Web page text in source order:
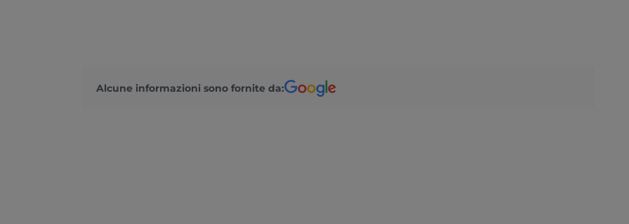
Alcune informazioni sono fornite da: